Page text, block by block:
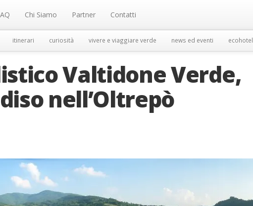
Chi Siamo Partner Contatti
itinerari curiosità vivere e viaggiare verde news ed eventi ecohotel
Valtidone Verde,
nell’Oltrepò